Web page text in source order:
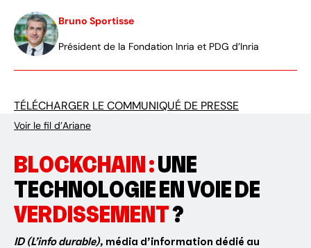
Bruno Sportisse
Président de la Fondation Inria et PDG d’Inria
TÉLÉCHARGER LE COMMUNIQUÉ DE PRESSE
Voir le fil d’Ariane
BLOCKCHAIN :UNE
TECHNOLOGIE EN VOIE DE
VERDISSEMENT?
ID (L’info durable), média d’information dédié au